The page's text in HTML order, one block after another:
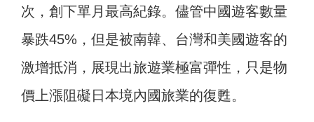
次，創下單月最高紀錄。儘管中國遊客數量
暴跌45%，但是被南韓、台灣和美國遊客的
激增抵消，展現出旅遊業極富彈性，只是物
價上漲阻礙日本境內國旅業的復甦。